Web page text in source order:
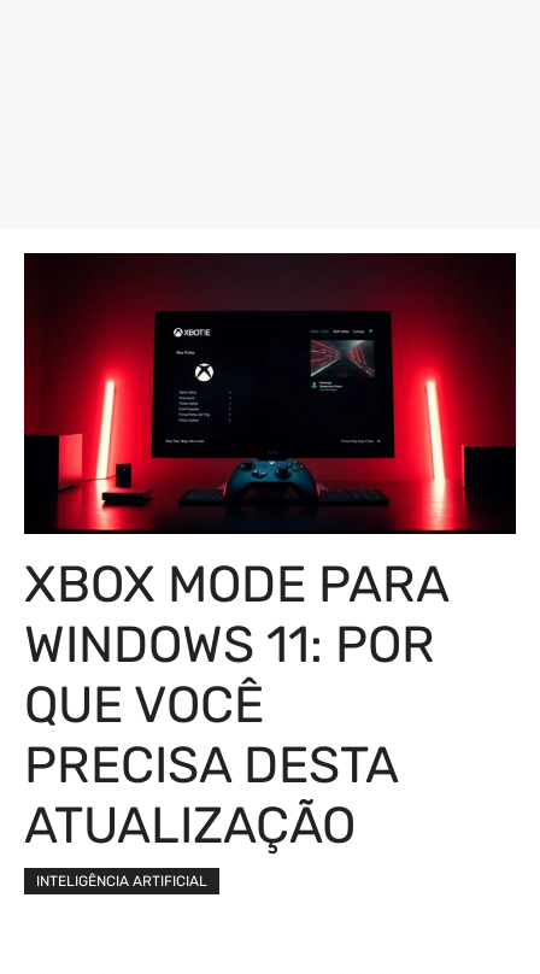
XBOX MODE PARA
WINDOWS 11: POR
QUE VOCÊ
PRECISA DESTA
ATUALIZAÇÃO
INTELIGÊNCIA ARTIFICIAL